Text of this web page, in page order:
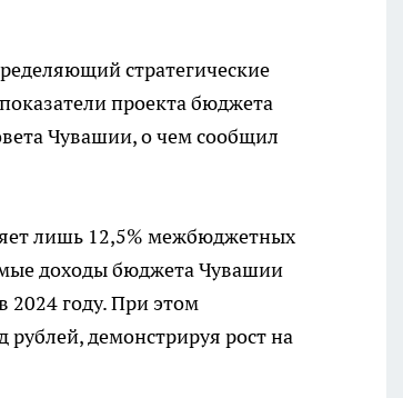
стратегические
проекта бюджета
Чувашии, о чем сообщил
лишь 12,5% межбюджетных
доходы бюджета Чувашии
2024 году. При этом
демонстрируя рост на